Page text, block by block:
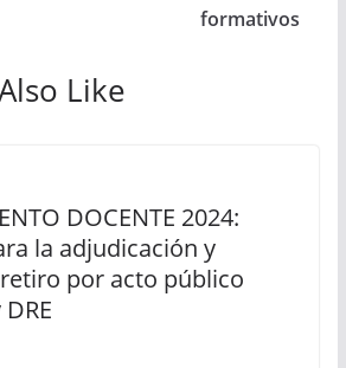
formativos
Like
DOCENTE 2024:
la adjudicación y
por acto público